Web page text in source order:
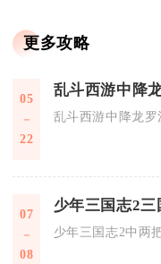
更多攻略
05
22
乱斗西游中降龙
07
08
少年三国志2中两